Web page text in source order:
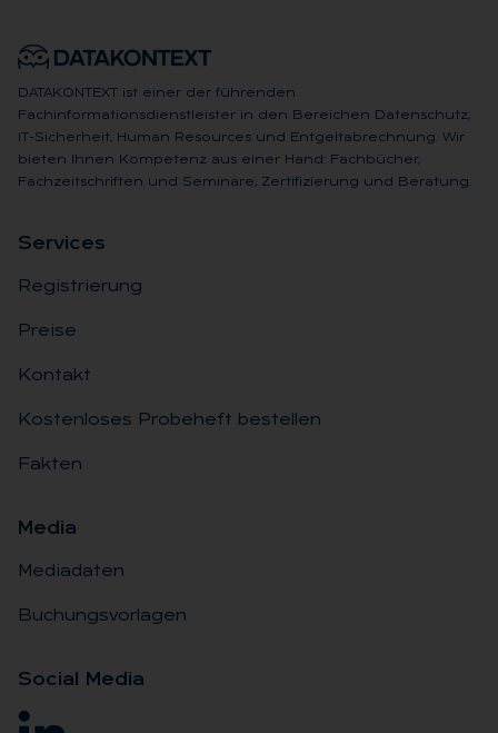
DATAKONTEXT ist einer der führenden
Fachinformationsdienstleister in den Bereichen Datenschutz,
IT-Sicherheit, Human Resources und Entgeltabrechnung. Wir
bieten Ihnen Kompetenz aus einer Hand: Fachbücher,
Fachzeitschriften und Seminare, Zertifizierung und Beratung.
Ser­vices
Registrierung
Preise
Kontakt
Kostenloses Probeheft bestellen
Fakten
Me­dia
Mediadaten
Buchungsvorlagen
So­ci­al Me­dia